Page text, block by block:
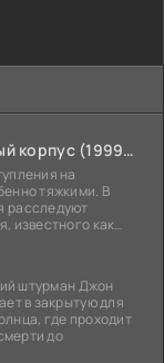
Закон и порядок. Специальный корпус (1999-2026)
на
тяжкими. В
расследуют
известного как
штурман Джон
в закрытую для
где проходит
до